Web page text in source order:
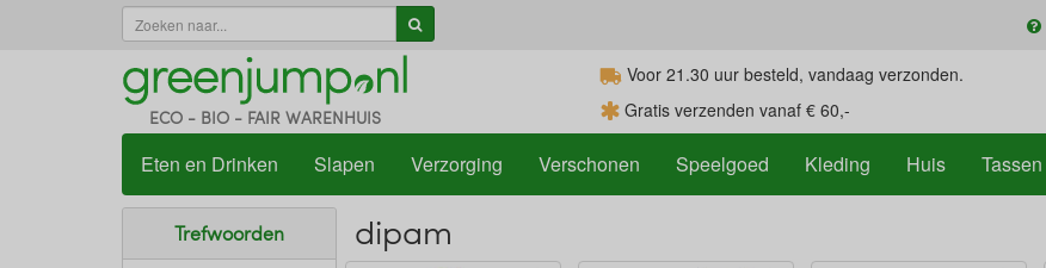
ECO - BIO - FAIR WARENHUIS
Voor 21.30 uur besteld, vandaag verzonden.
Gratis verzenden vanaf € 60,-
Eten en Drinken Slapen Verzorging Verschonen Speelgoed Kleding Huis Tassen
Trefwoorden dipam